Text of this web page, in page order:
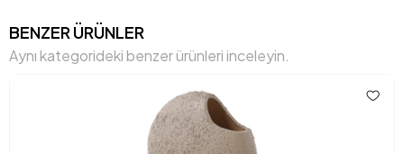
BENZER ÜRÜNLER
Aynı kategorideki benzer ürünleri inceleyin.